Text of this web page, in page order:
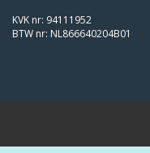
KVK nr: 94111952
BTW nr: NL866640204B01